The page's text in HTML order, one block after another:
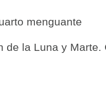
menguante
de la Luna y